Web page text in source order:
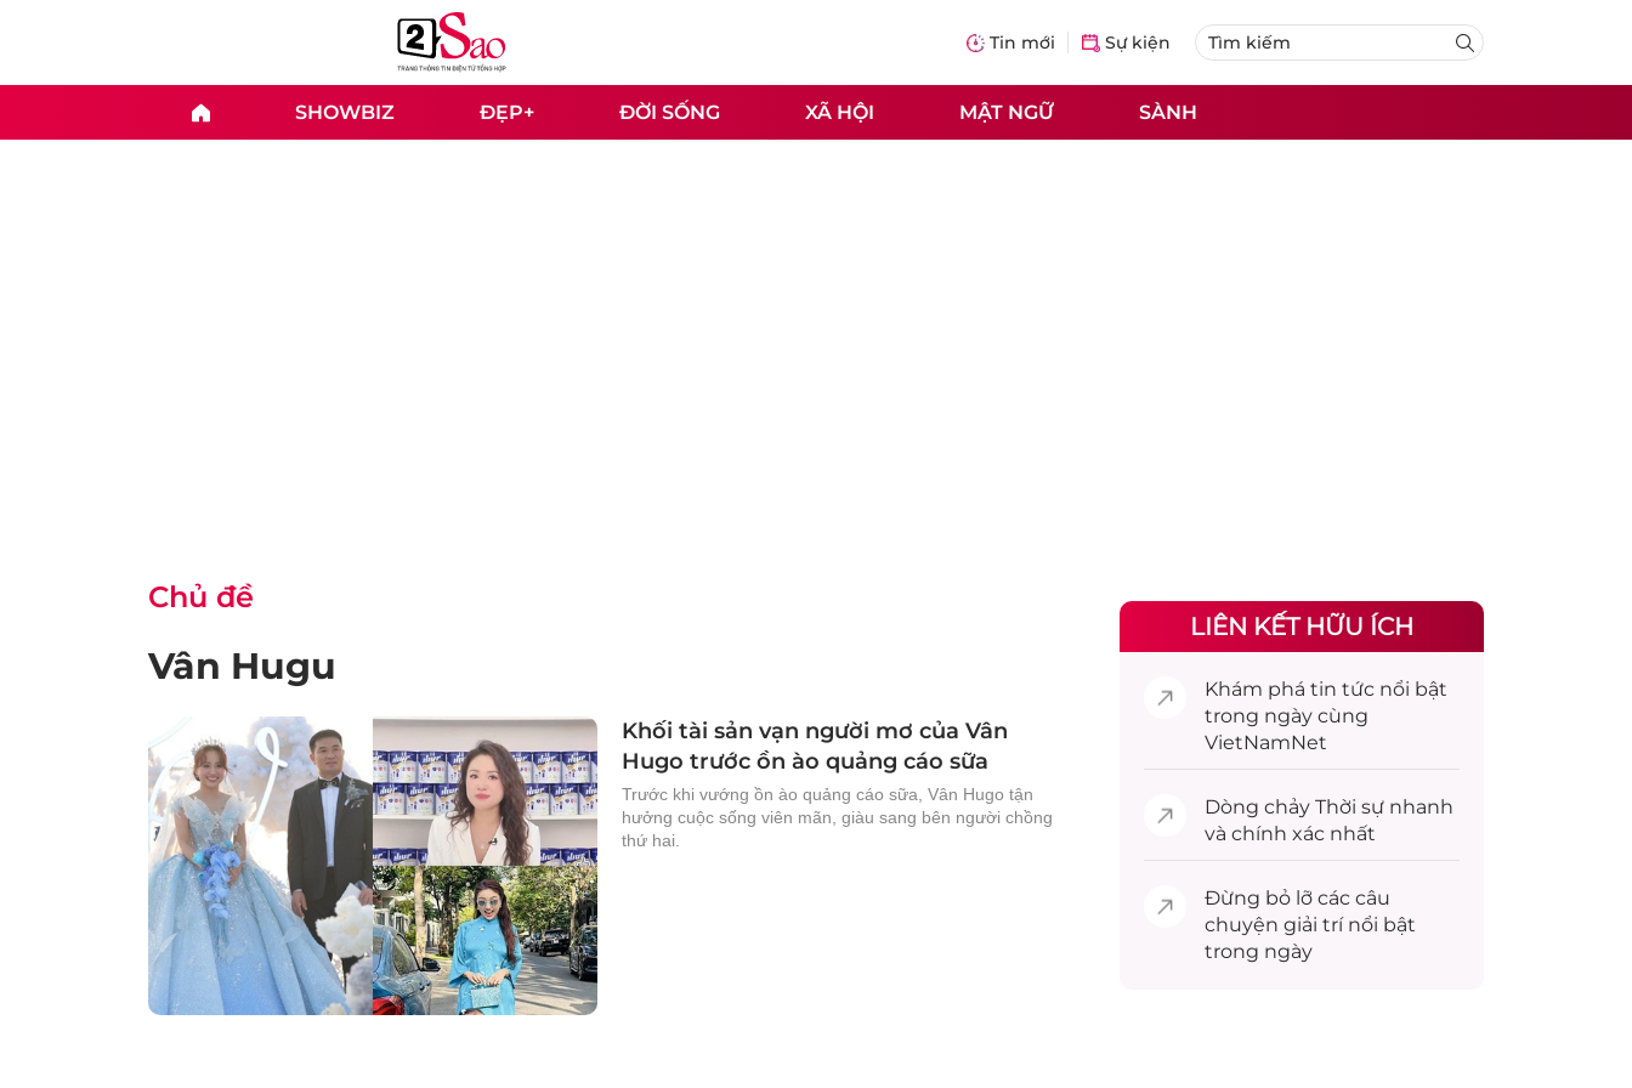
Tin mới Sự kiện
SHOWBIZ ĐẸP+ ĐỜI SỐNG XÃ HỘI MẬT NGỮ SÀNH
Chủ đề
Vân Hugu
Khối tài sản vạn người mơ của Vân
Hugo trước ồn ào quảng cáo sữa
Trước khi vướng ồn ào quảng cáo sữa, Vân Hugo tận
hưởng cuộc sống viên mãn, giàu sang bên người chồng
thứ hai.
LIÊN KẾT HỮU ÍCH
Khám phá tin tức nổi bật
trong ngày cùng
VietNamNet
Dòng chảy Thời sự nhanh
và chính xác nhất
Đừng bỏ lỡ các câu
chuyện giải trínổi bật
trong ngày